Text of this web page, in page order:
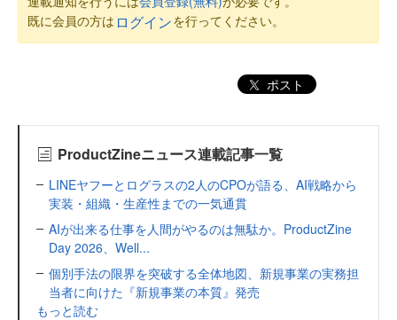
既に会員の方は ログインを行ってください。
ポスト
ProductZineニュース連載記事一覧
LINEヤフーとログラスの2人のCPOが語る、AI戦略から
実装・組織・生産性までの一気通貫
AIが出来る仕事を人間がやるのは無駄か。ProductZine
Day 2026、Well...
個別手法の限界を突破する全体地図、新規事業の実務担
当者に向けた『新規事業の本質』発売
もっと読む